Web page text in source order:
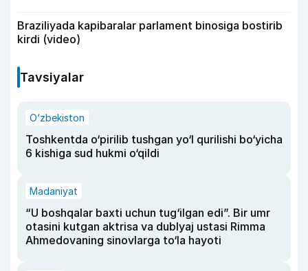
Braziliyada kapibaralar parlament binosiga bostirib
kirdi (video)
Tavsiyalar
O‘zbekiston
Toshkentda o‘pirilib tushgan yo‘l qurilishi bo‘yicha
6 kishiga sud hukmi o‘qildi
Madaniyat
“U boshqalar baxti uchun tug‘ilgan edi”. Bir umr
otasini kutgan aktrisa va dublyaj ustasi Rimma
Ahmedovaning sinovlarga to‘la hayoti